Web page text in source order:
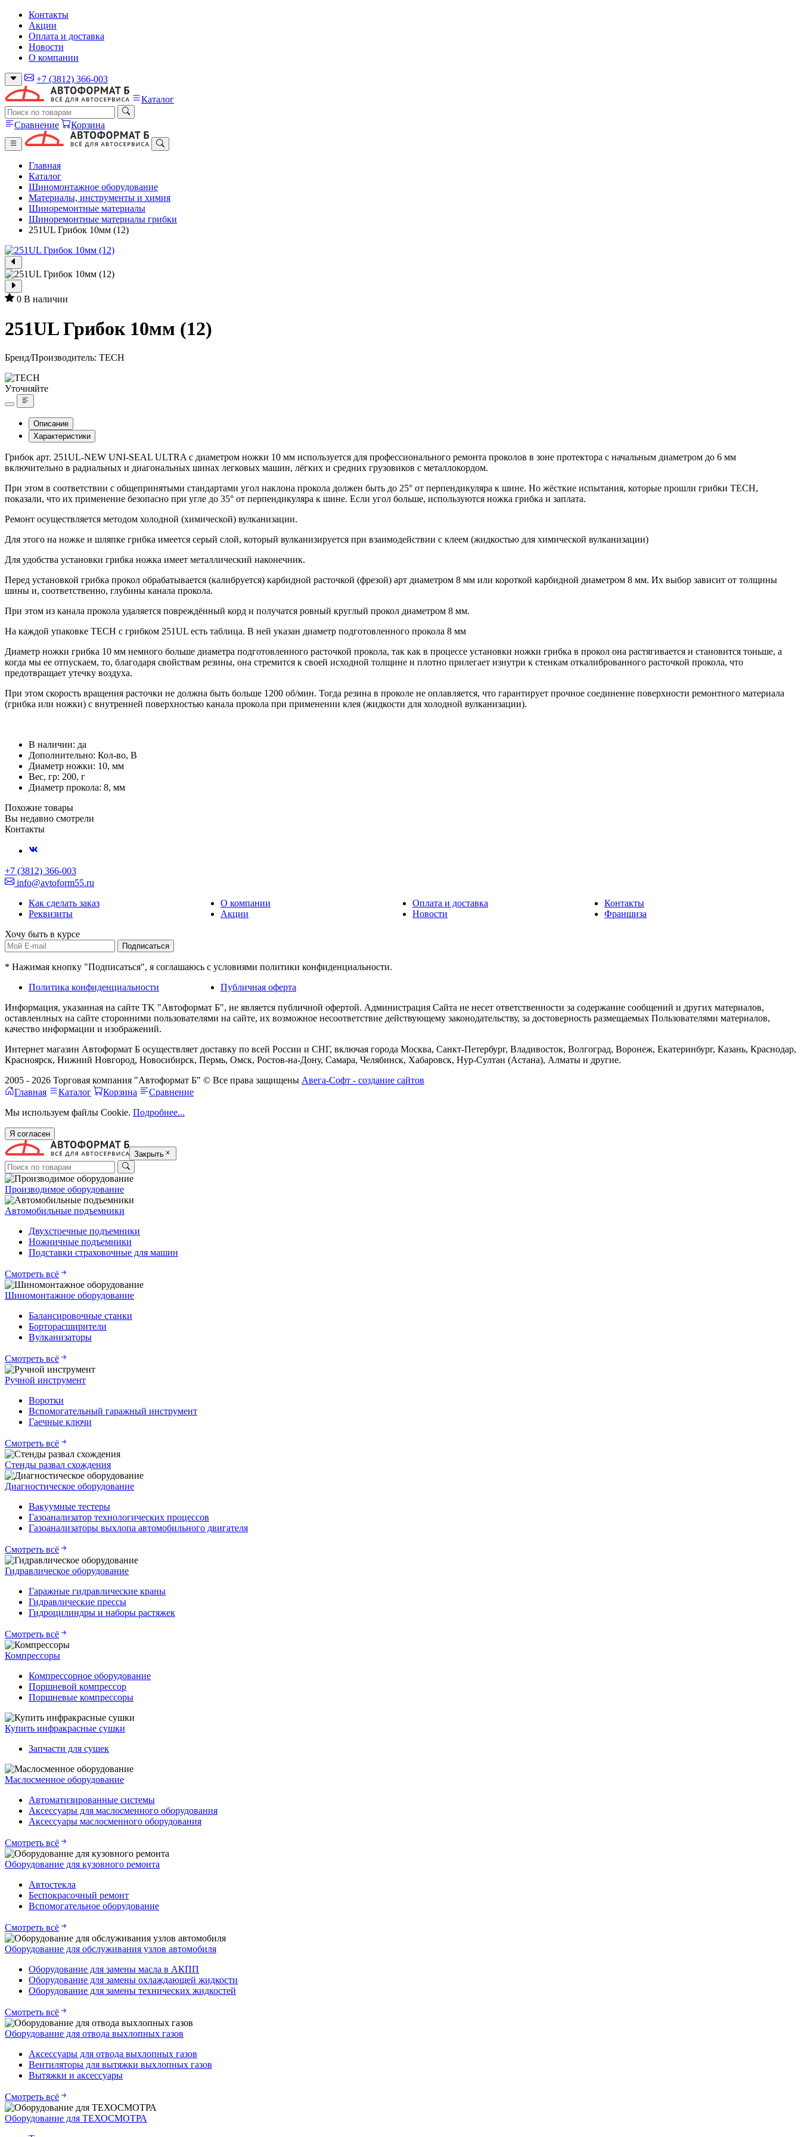
Контакты
Акции
Оплата и доставка
Новости
О компании
+7 (3812) 366-003
Каталог
Сравнение Корзина
Главная
Каталог
Шиномонтажное оборудование
Материалы, инструменты и химия
Шиноремонтные материалы
Шиноремонтные материалы грибки
251UL Грибок 10мм (12)
0 В наличии
251UL Грибок 10мм (12)
Бренд/Производитель: TECH
Уточняйте
Описание
Характеристики
Грибок арт. 251UL-NEW UNI-SEAL ULTRA с диаметром ножки 10 мм используется для профессионального ремонта проколов в зоне протектора с начальным диаметром до 6 мм
включительно в радиальных и диагональных шинах легковых машин, лёгких и средних грузовиков с металлокордом.
При этом в соответствии с общепринятыми стандартами угол наклона прокола должен быть до 25° от перпендикуляра к шине. Но жёсткие испытания, которые прошли грибки ТЕСН,
показали, что их применение безопасно при угле до 35° от перпендикуляра к шине. Если угол больше, используются ножка грибка и заплата.
Ремонт осуществляется методом холодной (химической) вулканизации.
Для этого на ножке и шляпке грибка имеется серый слой, который вулканизируется при взаимодействии с клеем (жидкостью для химической вулканизации)
Для удобства установки грибка ножка имеет металлический наконечник.
Перед установкой грибка прокол обрабатывается (калибруется) карбидной расточкой (фрезой) арт диаметром 8 мм или короткой карбидной диаметром 8 мм. Их выбор зависит от толщины
шины и, соответственно, глубины канала прокола.
При этом из канала прокола удаляется повреждённый корд и получатся ровный круглый прокол диаметром 8 мм.
На каждой упаковке ТЕСН с грибком 251UL есть таблица. В ней указан диаметр подготовленного прокола 8 мм
Диаметр ножки грибка 10 мм немного больше диаметра подготовленного расточкой прокола, так как в процессе установки ножки грибка в прокол она растягивается и становится тоньше, а
когда мы ее отпускаем, то, благодаря свойствам резины, она стремится к своей исходной толщине и плотно прилегает изнутри к стенкам откалиброванного расточкой прокола, что
предотвращает утечку воздуха.
При этом скорость вращения расточки не должна быть больше 1200 об/мин. Тогда резина в проколе не оплавляется, что гарантирует прочное соединение поверхности ремонтного материала
(грибка или ножки) с внутренней поверхностью канала прокола при применении клея (жидкости для холодной вулканизации).
В наличии: да
Дополнительно: Кол-во, В
Диаметр ножки: 10, мм
Вес, гр: 200, г
Диаметр прокола: 8, мм
Похожие товары
Вы недавно смотрели
Контакты
+7 (3812) 366-003
info@avtoform55.ru
Как сделать заказ
О компании Оплата и доставка
Контакты
Реквизиты
Акции Новости
Франшиза
Хочу быть в курсе
Подписаться
* Нажимая кнопку "Подписаться", я соглашаюсь с условиями политики конфиденциальности.
Политика конфиденциальности
Публичная оферта
Информация, указанная на сайте TK "Автоформат Б", не является публичной офертой. Администрация Сайта не несет ответственности за содержание сообщений и других материалов,
оставленлных на сайте сторонними пользователями на сайте, их возможное несоответствие действующему законодательству, за достоверность размещаемых Пользователями материалов,
качество информации и изображений.
Интернет магазин Автоформат Б осуществляет доставку по всей России и СНГ, включая города Москва, Санкт-Петербург, Владивосток, Волгоград, Воронеж, Екатеринбург, Казань, Краснодар,
Красноярск, Нижний Новгород, Новосибирск, Пермь, Омск, Ростов-на-Дону, Самара, Челябинск, Хабаровск, Нур-Султан (Астана), Алматы и другие.
2005 - 2026 Торговая компания "Автоформат Б" © Все права защищены Авега-Софт - создание сайтов
Главная
Каталог Корзина
Сравнение
Мы используем файлы Cookie. Подробнее...
Я согласен
Закрыть
Производимое оборудование
Автомобильные подъемники
Двухстоечные подъемники
Ножничные подъемники
Подставки страховочные для машин
Смотреть всё
Шиномонтажное оборудование
Балансировочные станки
Борторасширители
Вулканизаторы
Смотреть всё
Ручной инструмент
Воротки
Вспомогательный гаражный инструмент
Гаечные ключи
Смотреть всё
Стенды развал схождения
Диагностическое оборудование
Вакуумные тестеры
Газоанализатор технологических процессов
Газоанализаторы выхлопа автомобильного двигателя
Смотреть всё
Гидравлическое оборудование
Гаражные гидравлические краны
Гидравлические прессы
Гидроцилиндры и наборы растяжек
Смотреть всё
Компрессоры
Компрессорное оборудование
Поршневой компрессор
Поршневые компрессоры
Купить инфракрасные сушки
Запчасти для сушек
Маслосменное оборудование
Автоматизированные системы
Аксессуары для маслосменного оборудования
Аксессуары маслосменного оборудования
Смотреть всё
Оборудование для кузовного ремонта
Автостекла
Беспокрасочный ремонт
Вспомогательное оборудование
Смотреть всё
Оборудование для обслуживания узлов автомобиля
Оборудование для замены масла в АКПП
Оборудование для замены охлаждающей жидкости
Оборудование для замены технических жидкостей
Смотреть всё
Оборудование для отвода выхлопных газов
Аксессуары для отвода выхлопных газов
Вентиляторы для вытяжки выхлопных газов
Вытяжки и аксессуары
Смотреть всё
Оборудование для ТЕХОСМОТРА